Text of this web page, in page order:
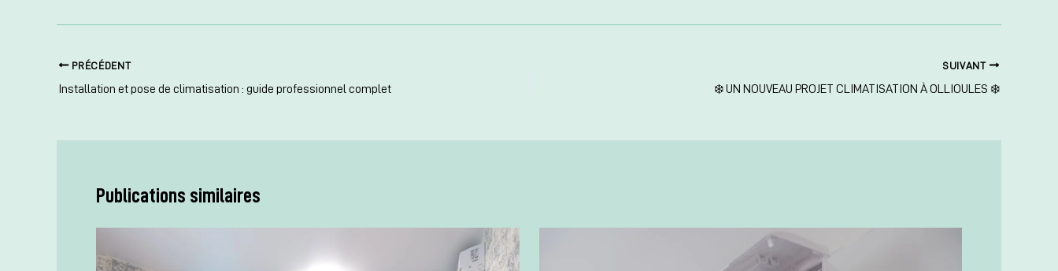
PRÉCÉDENT
Installation et pose de climatisation : guide professionnel complet
SUIVANT
❄️ UN NOUVEAU PROJET CLIMATISATION À OLLIOULES ❄️
Publications similaires